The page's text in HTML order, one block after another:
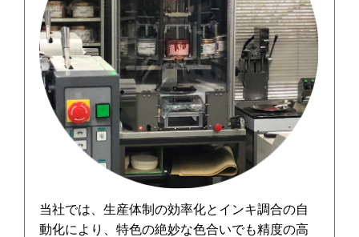
当社では、生産体制の効率化とインキ調合の自
動化により、特色の絶妙な色合いでも精度の高